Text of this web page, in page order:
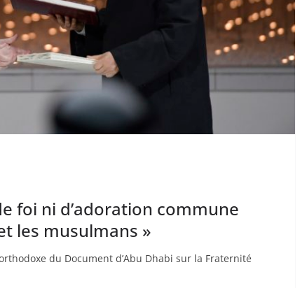
foi ni d’adoration commune
les musulmans »
du Document d’Abu Dhabi sur la Fraternité